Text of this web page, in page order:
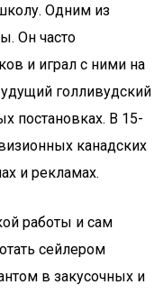
Одним из
Он часто
и играл с ними на
голливудский
постановках. В 15-
канадских
и рекламах.
работы и сам
сейлером
в закусочных и